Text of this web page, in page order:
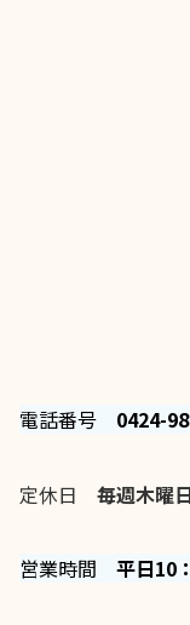
電話番号 0424-
定休日 毎週木曜
営業時間 平日10